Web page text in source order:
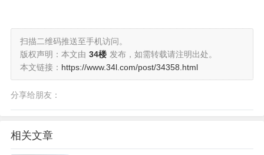
扫描二维码推送至手机访问。
版权声明：本文由 34楼 发布，如需转载请注明出处。
本文链接： https://www.34l.com/post/34358.html
分享给朋友：
相关文章